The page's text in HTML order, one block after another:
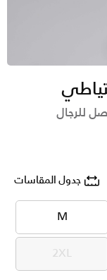
للرجال
جدول المقاسات
M
M
2XL
2XL